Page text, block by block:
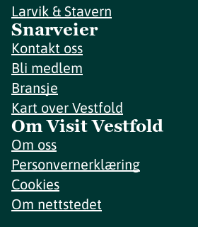
Larvik & Stavern
Snarveier
Kontakt oss
Bli medlem
Bransje
Kart over Vestfold
Om Visit Vestfold
Om oss
Personvernerklæring
Cookies
Om nettstedet